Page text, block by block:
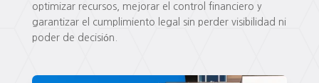
optimizar recursos, mejorar el control financiero y
garantizar el cumplimiento legal sin perder visibilidad ni
poder de decisión.